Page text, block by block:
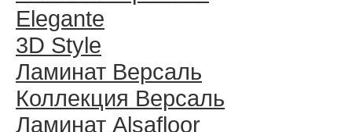
Elegante
3D Style
Ламинат Версаль
Коллекция Версаль
Ламинат Alsafloor